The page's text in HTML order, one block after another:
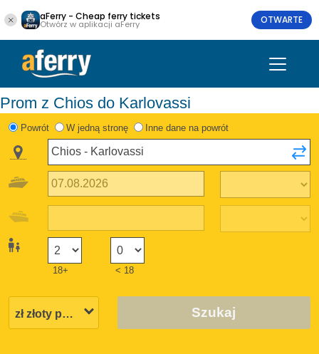
aFerry - Cheap ferry tickets
Otwórz w aplikacji aFerry OTWARTE
Prom z Chios do Karlovassi
Powrót W jedną stronę Inne dane na powrót
18+ < 18
Szukaj